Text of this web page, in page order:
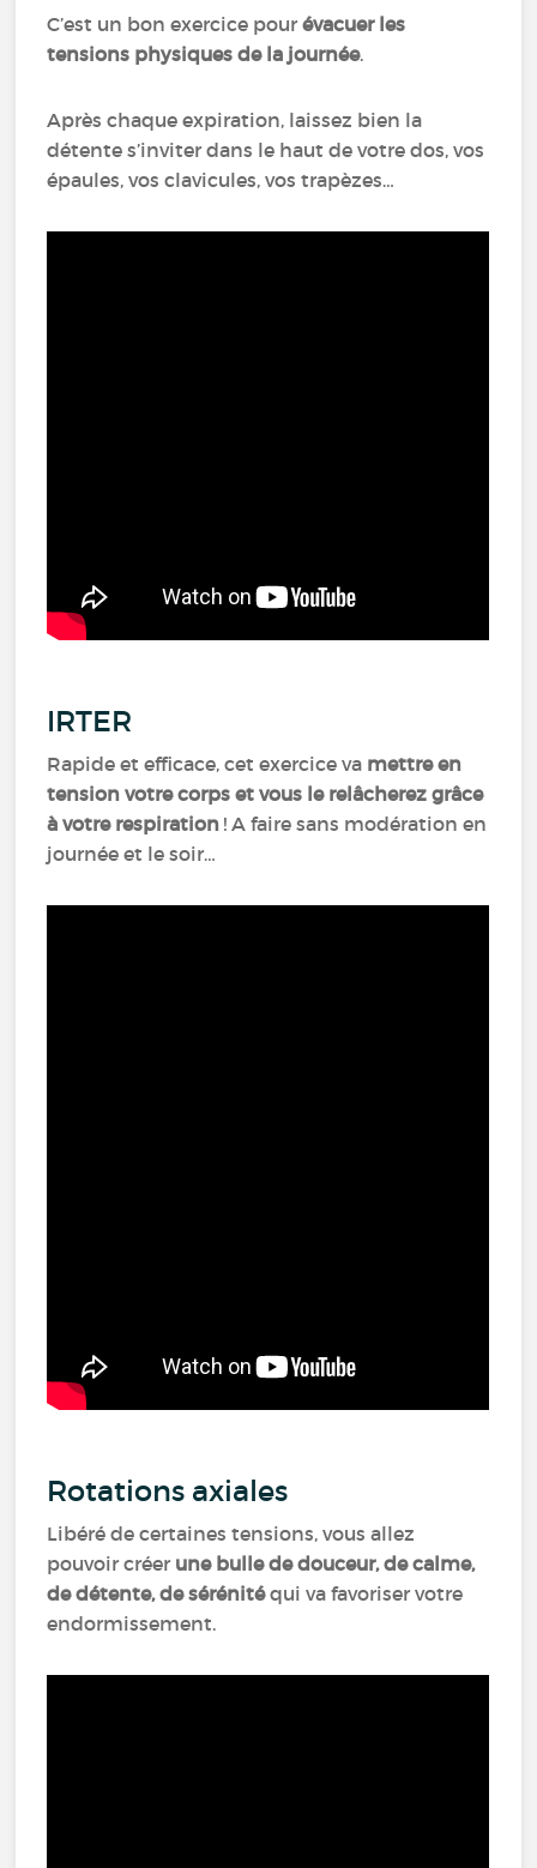
C’est un bon exercice pourévacuer les
tensions physiques de la journée.
Après chaque expiration, laissez bien la
détente s’inviter dans le haut de votre dos, vos
épaules, vos clavicules, vos trapèzes…
IRTER
Rapide et efficace, cet exercice va mettre en
tension votre corps et vous le relâcherez grâce
à votre respiration ! A faire sans modération en
journée et le soir…
Rotations axiales
Libéré de certaines tensions, vous allez
pouvoir créer une bulle de douceur, de calme,
de détente, de sérénitéqui va favoriser votre
endormissement.